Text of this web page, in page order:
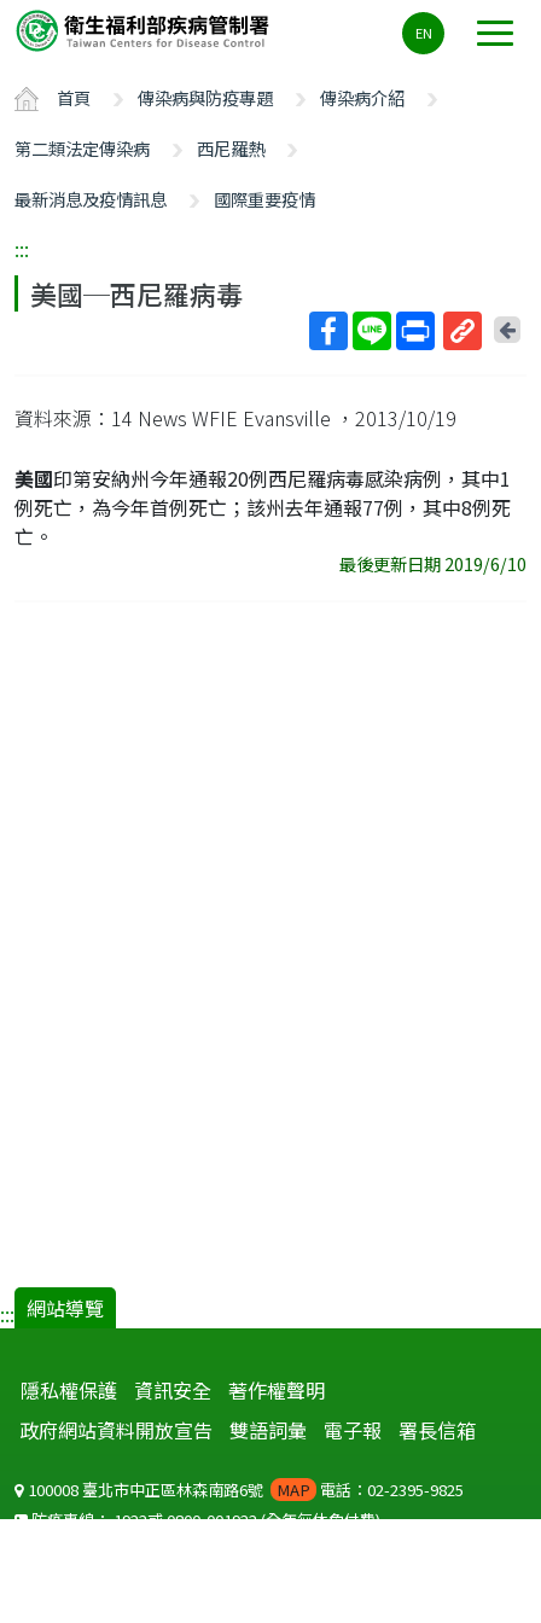
要
容
ALT+C
EN
首頁 傳染病與防疫專題
傳染病介紹
第二類法定傳染病
西尼羅熱
最新消息及疫情訊息
國際重要疫情
:::
美國─西尼羅病毒
短
址
回
資料來源：14 News WFIE Evansville ，2013/10/19
美國印第安納州今年通報20例西尼羅病毒感染病例，其中1
例死亡，為今年首例死亡；該州去年通報77例，其中8例死
亡。
最後更新日期 2019/6/10
::: 網站導覽
隱私權保護 資訊安全 著作權聲明
政府網站資料開放宣告
雙語詞彙 電子報 署長信箱
100008 臺北市中正區林森南路6號 MAP 電話：02-2395-9825
防疫專線：1922或0800-001922(全年無休免付費)